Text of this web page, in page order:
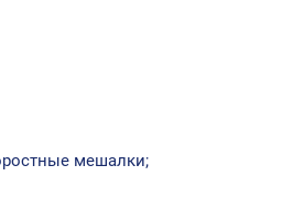
мешалки;